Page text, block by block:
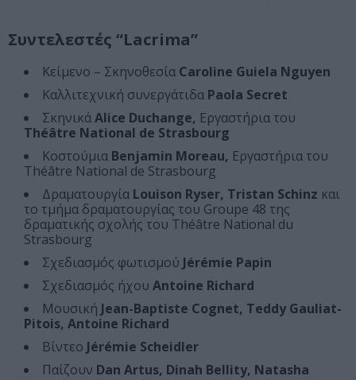
Συντελεστές “Lacrima”
Κείμενο – Σκηνοθεσία Caroline Guiela Nguyen
Καλλιτεχνική συνεργάτιδα Paola Secret
ΣκηνικάAlice Duchange, Εργαστήρια του
Théâtre National de Strasbourg
Κοστούμια Benjamin Moreau, Εργαστήρια του
Théâtre National de Strasbourg
Δραματουργία Louison Ryser, Tristan Schinz και
το τμήμα δραματουργίας του Groupe 48 της
δραματικής σχολής του Théâtre National du
Strasbourg
Σχεδιασμός φωτισμού Jérémie Papin
Σχεδιασμός ήχου Antoine Richard
Μουσική Jean-Baptiste Cognet, Teddy Gauliat-
Pitois, Antoine Richard
Βίντεο Jérémie Scheidler
Παίζουν Dan Artus, Dinah Bellity, Natasha